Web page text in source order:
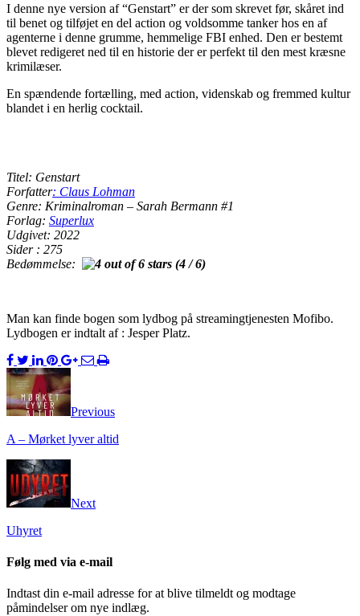
I denne nye version af “Genstart” er der som skrevet før, skåret ind
til benet og tilføjet en del action og voldsomme tanker hos en af
agenterne i denne grumme, hemmelige FBI enhed. Den er bestemt
blevet redigeret ned til en historie der er perfekt til den mest kræsne
krimilæser.
En spændende fortælling, med action, videnskab og fremmed kultur
blandet i en herlig cocktail.
Titel: Genstart
Forfatter: Claus Lohman
Genre: Kriminalroman – Sarah Bermann #1
Forlag: Superlux
Udgivet: 2022
Sider : 275
Bedømmelse:
(4 / 6)
Man kan finde bogen som lydbog på streamingtjenesten Mofibo.
Lydbogen er indtalt af : Jesper Platz.
Previous
A – Mørket lyver altid
Next
Uhyret
Følg med via e-mail
Indtast din e-mail adresse for at blive tilmeldt og modtage
påmindelser om nye indlæg.